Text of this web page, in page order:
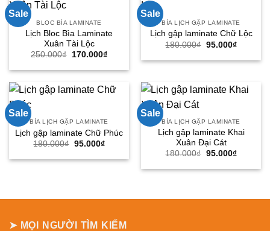
Sale
BLOC BÌA LAMINATE
Lịch Bloc Bìa Laminate
Xuân Tài Lộc
250.000₫
Giá
là:
170.000₫Giá
tại
170.000₫.
Sale
BÌA LỊCH GẬP LAMINATE
Lịch gập laminate Chữ Lộc
180.000₫ Giá
là:
95.000₫Giá
tại
Sale
BÌA LỊCH GẬP LAMINATE
Lịch gập laminate Chữ Phúc
180.000₫ Giá
là:
95.000₫Giá
tại
Sale
BÌA LỊCH GẬP LAMINATE
Lịch gập laminate Khai
Xuân Đại Cát
180.000₫ Giá
là:
95.000₫Giá
tại
➤ MỌI NGƯỜI TÌM KIẾM